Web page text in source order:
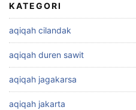
KATEGORI
aqiqah cilandak
aqiqah duren sawit
aqiqah jagakarsa
aqiqah jakarta